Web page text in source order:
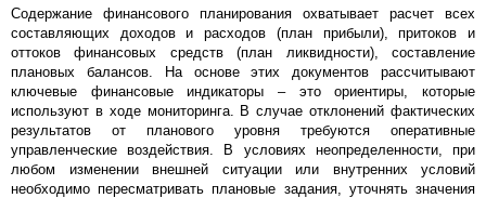
Содержание финансового планирования охватывает расчет всех
составляющих доходов и расходов (план прибыли), притоков и
оттоков финансовых средств (план ликвидности), составление
плановых балансов. На основе этих документов рассчитывают
ключевые финансовые индикаторы – это ориентиры, которые
используют в ходе мониторинга. В случае отклонений фактических
результатов от планового уровня требуются оперативные
управленческие воздействия. В условиях неопределенности, при
любом изменении внешней ситуации или внутренних условий
необходимо пересматривать плановые задания, уточнять значения